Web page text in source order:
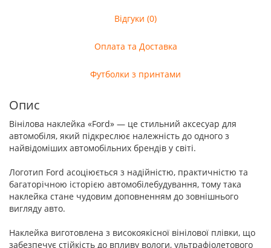
Відгуки (0)
Оплата та Доставка
Футболки з принтами
Опис
Вінілова наклейка «Ford» — це стильний аксесуар для
автомобіля, який підкреслює належність до одного з
найвідоміших автомобільних брендів у світі.
Логотип Ford асоціюється з надійністю, практичністю та
багаторічною історією автомобілебудування, тому така
наклейка стане чудовим доповненням до зовнішнього
вигляду авто.
Наклейка виготовлена з високоякісної вінілової плівки, що
забезпечує стійкість до впливу вологи, ультрафіолетового